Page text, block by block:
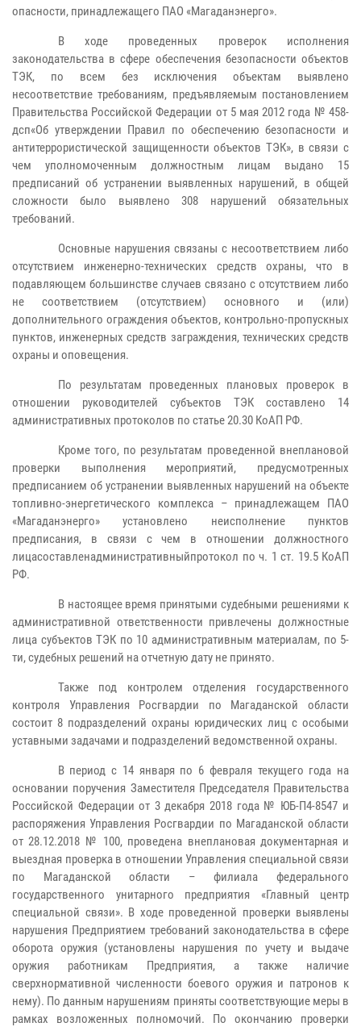
опасности, принадлежащего ПАО «Магаданэнерго».
В ходе проведенных проверок исполнения
законодательства в сфере обеспечения безопасности объектов
ТЭК, по всем без исключения объектам выявлено
несоответствие требованиям, предъявляемым постановлением
Правительства Российской Федерации от 5 мая 2012 года № 458-
дсп«Об утверждении Правил по обеспечению безопасности и
антитеррористической защищенности объектов ТЭК», в связи с
чем уполномоченным должностным лицам выдано 15
предписаний об устранении выявленных нарушений, в общей
сложности было выявлено 308 нарушений обязательных
требований.
Основные нарушения связаны с несоответствием либо
отсутствием инженерно-технических средств охраны, что в
подавляющем большинстве случаев связано с отсутствием либо
не соответствием (отсутствием) основного и (или)
дополнительного ограждения объектов, контрольно-пропускных
пунктов, инженерных средств заграждения, технических средств
охраны и оповещения.
По результатам проведенных плановых проверок в
отношении руководителей субъектов ТЭК составлено 14
административных протоколов по статье 20.30 КоАП РФ.
Кроме того, по результатам проведенной внеплановой
проверки выполнения мероприятий, предусмотренных
предписанием об устранении выявленных нарушений на объекте
топливно-энергетического комплекса – принадлежащем ПАО
«Магаданэнерго» установлено неисполнение пунктов
предписания, в связи с чем в отношении должностного
лицасоставленадминистративныйпротокол по ч. 1 ст. 19.5 КоАП
РФ.
В настоящее время принятыми судебными решениями к
административной ответственности привлечены должностные
лица субъектов ТЭК по 10 административным материалам, по 5-
ти, судебных решений на отчетную дату не принято.
Также под контролем отделения государственного
контроля Управления Росгвардии по Магаданской области
состоит 8 подразделений охраны юридических лиц с особыми
уставными задачами и подразделений ведомственной охраны.
В период с 14 января по 6 февраля текущего года на
основании поручения Заместителя Председателя Правительства
Российской Федерации от 3 декабря 2018 года № ЮБ-П4-8547 и
распоряжения Управления Росгвардии по Магаданской области
от 28.12.2018 № 100, проведена внеплановая документарная и
выездная проверка в отношении Управления специальной связи
по Магаданской области – филиала федерального
государственного унитарного предприятия «Главный центр
специальной связи». В ходе проведенной проверки выявлены
нарушения Предприятием требований законодательства в сфере
оборота оружия (установлены нарушения по учету и выдаче
оружия работникам Предприятия, а также наличие
сверхнормативной численности боевого оружия и патронов к
нему). По данным нарушениям приняты соответствующие меры в
рамках возложенных полномочий. По окончанию проверки